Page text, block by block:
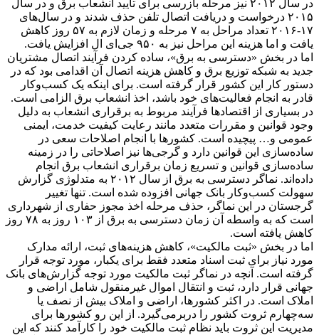
در سال ۲۰۱۲ نیز مرحله بازرسی برای تایید انشعاب برق و در سال
۲۰۱۵ درخواست و دریافت اتصال تلفن حذف شدند و در سال‌های
۱۷-۲۰۱۶ تعداد مراحل به ۷ مرحله و زمان لازم به ۵۷ روز کاهش
یافت و اما هزینه این مراحل نیز به ۹۵۰ جی‌ای ال افزایش یافت.
اما در بخش «دسترسی به برق»، ساده کردن فرآیند اتصال مشتریان
جدید به شبکه توزیع برق و کاهش هزینه اتصال آن اقدامی بود که در
دستور کار این کشور قرار گرفته است. برای اینکه یک کسب‌وکار
قادر به انجام فعالیت‌های خود باشد، اخذ انشعاب برق الزامی است.
در بسیاری از اقتصادها فرآیند مربوط به برقراری انشعاب به دلیل
وجود قوانین و مقررات متعدد مانند رعایت کیفیت خدمت، ایمنی
عمومی و… پیچیده است. کشورها با انجام اصلاحات سعی در
ساده‌سازی این قوانین دارد و گرجی‌ها نیز اصلاحاتی را در زمینه
ساده‌سازی قوانین و تسریع زمان برقراری انشعاب برق انجام
داده‌اند. نماگر دسترسی به برق از سال ۲۰۱۲ به متدلوژی گزارش
سهولت کسب‌وکار بانک جهانی افزوده شده است. تنها تغییر
گرجستان در این نماگر، حذف مرحله اخذ مجوز حفاری از شهرداری
است که به واسطه آن زمان دسترسی به برق از ۱۰۳ روز به ۷۸ روز
کاهش یافته است.
اما در بخش «ثبت مالکیت»، کاهش هزینه‌های ثبت، ارائه مدارک
مورد نیاز برای ثبت اسناد متعدد فقط برای یکبار، مورد توجه قرار
گرفته است. آنچه در نماگر ثبت مالکیت مورد توجه گزارش‌های بانک
جهانی قرار دارد، ثبت و انتقال اموال غیرمنقول شامل اراضی و
املاک است. در اکثر کشورها، اراضی و املاک بیش از نصف یا
سه‌چهارم ثروت کشور را دربرمی‌گیرد. از این رو کشورها برای
مدیریت این ثروت باید نظام ثبت مالکیت خود را کارآمد کنند که این